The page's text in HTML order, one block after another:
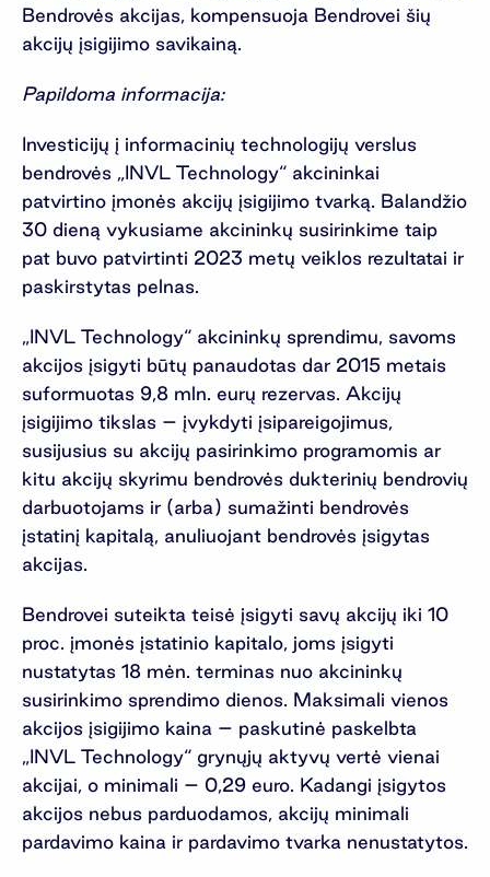
Bendrovės akcijas, kompensuoja Bendrovei šių
akcijų įsigijimo savikainą.
Papildoma informacija:
Investicijų į informacinių technologijų verslus
bendrovės „INVL Technology“ akcininkai
patvirtino įmonės akcijų įsigijimo tvarką. Balandžio
30 dieną vykusiame akcininkų susirinkime taip
pat buvo patvirtinti 2023 metų veiklos rezultatai ir
paskirstytas pelnas.
„INVL Technology“ akcininkų sprendimu, savoms
akcijos įsigyti būtų panaudotas dar 2015 metais
suformuotas 9,8 mln. eurų rezervas. Akcijų
įsigijimo tikslas – įvykdyti įsipareigojimus,
susijusius su akcijų pasirinkimo programomis ar
kitu akcijų skyrimu bendrovės dukterinių bendrovių
darbuotojams ir (arba) sumažinti bendrovės
įstatinį kapitalą, anuliuojant bendrovės įsigytas
akcijas.
Bendrovei suteikta teisė įsigyti savų akcijų iki 10
proc. įmonės įstatinio kapitalo, joms įsigyti
nustatytas 18 mėn. terminas nuo akcininkų
susirinkimo sprendimo dienos. Maksimali vienos
akcijos įsigijimo kaina – paskutinė paskelbta
„INVL Technology“ grynųjų aktyvų vertė vienai
akcijai, o minimali – 0,29 euro. Kadangi įsigytos
akcijos nebus parduodamos, akcijų minimali
pardavimo kaina ir pardavimo tvarka nenustatytos.